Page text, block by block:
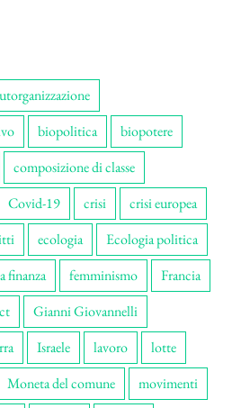
biopolitica
biopotere
composizione di classe
Covid-19 crisi
crisi europea
ecologia
Ecologia politica
finanza femminismo
Francia
Gianni Giovannelli
Israele lavoro
lotte
Moneta del comune movimenti